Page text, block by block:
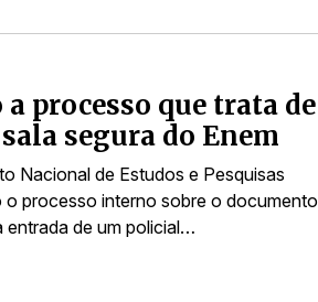
processo que trata de
segura do Enem
Nacional de Estudos e Pesquisas
processo interno sobre o documento
entrada de um policial…